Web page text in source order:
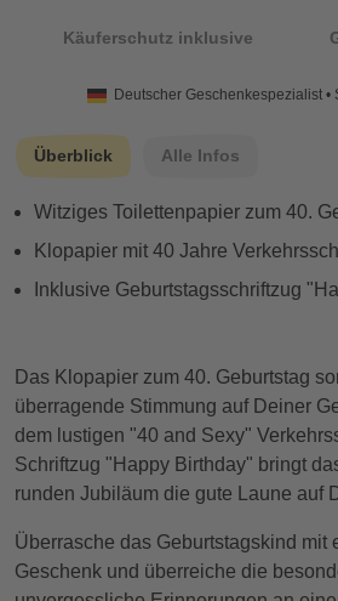
Käuferschutz inklusive
Deutscher Geschenkespezialist •
Überblick Alle Infos
Witziges Toilettenpapier zum 40.
Klopapier mit 40 Jahre
Inklusive Geburtstagsschriftzug
Das Klopapier zum 40. Geburtstag
überragende Stimmung auf Deiner
dem lustigen "40 and Sexy"
Schriftzug "Happy Birthday" bringt
runden Jubiläum die gute Laune auf
Überrasche das Geburtstagskind mit
Geschenk und überreiche die